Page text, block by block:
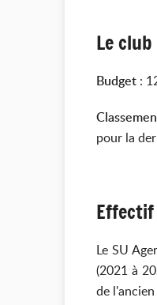
Le club
Budget :
pour la
Le SU
(2021 à
de